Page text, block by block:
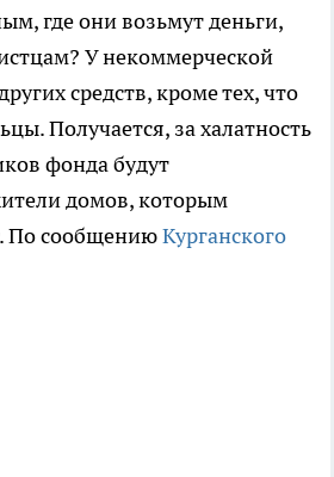
где они возьмут деньги,
У некоммерческой
средств, кроме тех, что
Получается, за халатность
фонда будут
домов, которым
По сообщениюКурганского